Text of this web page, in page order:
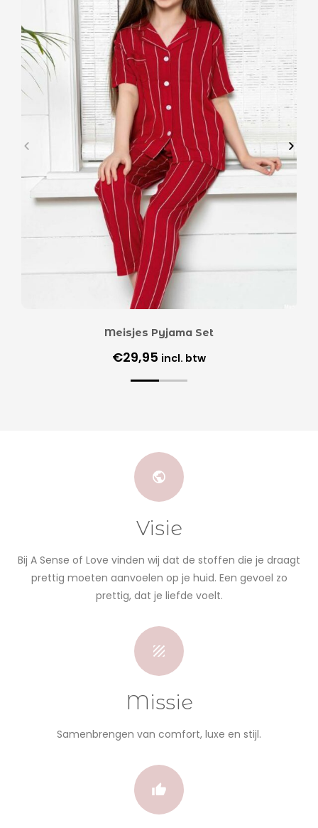
Meisjes Pyjama Set
€29,95 incl. btw
Visie
Bij A Sense of Love vinden wij dat de stoffen die je draagt
prettig moeten aanvoelen op je huid. Een gevoel zo
prettig, dat je liefde voelt.
Missie
Samenbrengen van comfort, luxe en stijl.